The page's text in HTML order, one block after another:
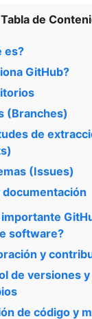
Tabla de
es?
GitHub?
(Branches)
de
(Issues)
documentación
software?
y
de versiones
de código y